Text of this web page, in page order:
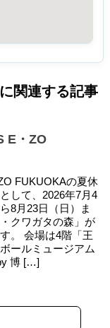
関連する記事
E・ZO
FUKUOKAの夏休
して、2026年7月4
8月23日（日）ま
クワガタの森」が
。 会場は4階「王
ールミュージアム
博 […]